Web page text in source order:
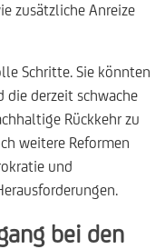
zusätzliche Anreize
Schritte. Sie könnten
derzeit schwache
Rückkehr zu
weitere Reformen
und
bei den